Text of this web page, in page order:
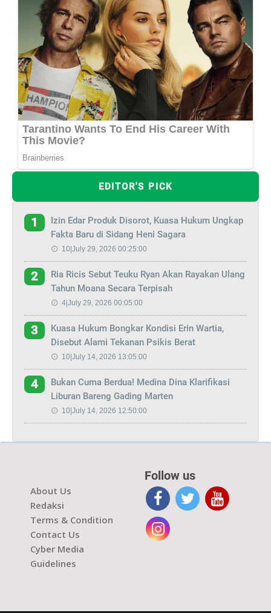
EDITOR'S PICK
1
Izin Edar Produk Disorot, Kuasa Hukum Ungkap
Fakta Baru di Sidang Heni Sagara
10|July 29, 2026 00:25:00
2
Ria Ricis Sebut Teuku Ryan Akan Rayakan Ulang
Tahun Moana Secara Terpisah
4|July 29, 2026 00:05:00
3
Kuasa Hukum Bongkar Kondisi Erin Wartia,
Disebut Alami Tekanan Psikis Berat
10|July 14, 2026 13:05:00
4
Bukan Cuma Berdua! Medina Dina Klarifikasi
Liburan Bareng Gading Marten
10|July 14, 2026 12:50:00
About Us
Redaksi
Terms & Condition
Contact Us
Cyber Media
Guidelines
Follow us